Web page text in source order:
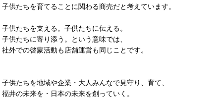
子供たちを育てることに関わる商売だと考えています。
子供たちを支える。子供たちに伝える。
子供たちに寄り添う。という意味では、
社外での啓蒙活動も店舗運営も同じことです。
子供たちを地域や企業・大人みんなで見守り、育て、
福井の未来を・日本の未来を創っていく。